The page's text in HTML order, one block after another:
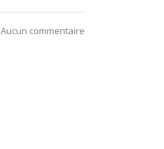
Aucun commentaire